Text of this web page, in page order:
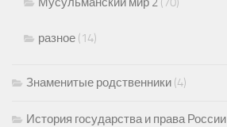
разное (14)
Знаменитые родственники (4)
История государства и права России